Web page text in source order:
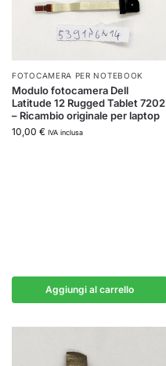
FOTOCAMERA PER NOTEBOOK
Modulo fotocamera Dell
Latitude 12 Rugged Tablet 7202
– Ricambio originale per laptop
10,00 € IVA inclusa
Aggiungi al carrello